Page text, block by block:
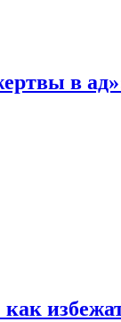
в